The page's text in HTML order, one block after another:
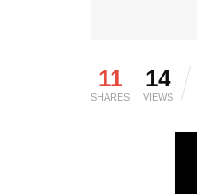
11
SHARES
14
VIEWS